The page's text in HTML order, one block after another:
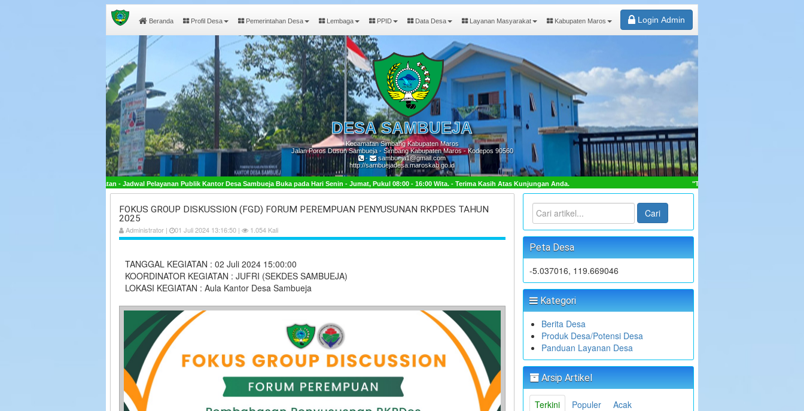
Beranda Profil Desa Pemerintahan Desa Lembaga PPID Data Desa Layanan Masyarakat Kabupaten Maros Login Admin
DESASAMBUEJA
Kecamatan Simbang Kabupaten Maros
Jalan Poros Dusun Sambueja - Simbang Kabupaten Maros - Kodepos 90560
-
sambueja1@gmail.com
http://sambuejadesa.maroskab.go.id
Selatan - Jadwal Pelayanan Publik Kantor Desa Sambueja Buka pada Hari Senin - Jumat, Pukul 08:00 - 16:00 Wita. - Terima Kasih Atas Kunjungan Anda. "TERWUJUDNYA MASYARAKAT DESA SAMBUEJA LEBIH
FOKUS GROUP DISKUSSION (FGD) FORUM PEREMPUAN PENYUSUNAN RKPDES TAHUN
2025
Administrator | 01 Juli 2024 13:16:50 | 1.054 Kali
TANGGAL KEGIATAN : 02 Juli 2024 15:00:00
KOORDINATOR KEGIATAN : JUFRI (SEKDES SAMBUEJA)
LOKASI KEGIATAN : Aula Kantor Desa Sambueja
Cari
Peta Desa
-5.037016, 119.669046
Kategori
Berita Desa
Produk Desa/Potensi Desa
Panduan Layanan Desa
Arsip Artikel
Terkini Populer Acak